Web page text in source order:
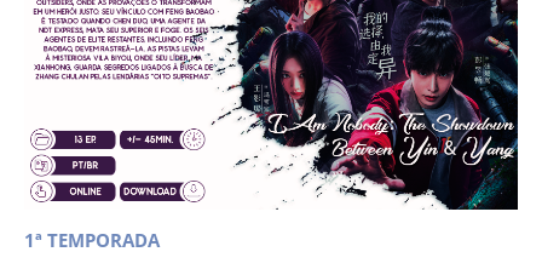
1ª TEMPORADA